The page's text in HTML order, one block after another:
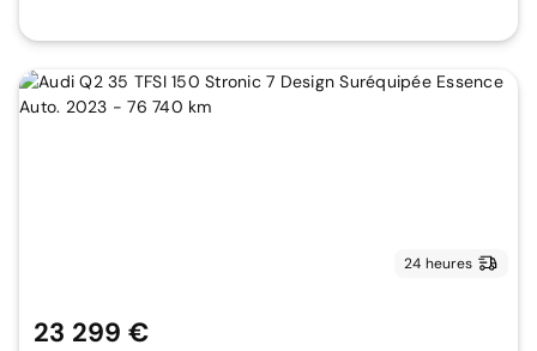
24 heures
23 299 €